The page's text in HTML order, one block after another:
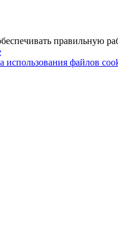
правильную
использования файлов